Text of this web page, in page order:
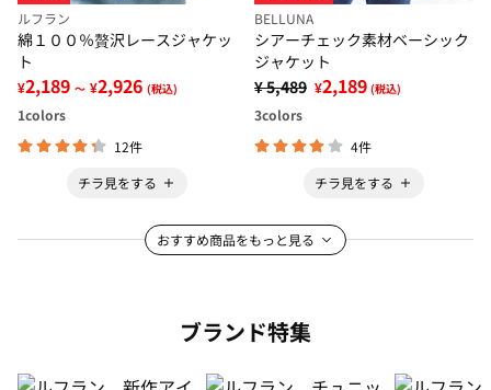
ルフラン
綿１００％贅沢レースジャケッ
ト
¥2,189 ～ ¥2,926 (税込)
1colors
12件
チラ見をする
BELLUNA
シアーチェック素材ベーシック
ジャケット
¥ 5,489 ¥2,189 (税込)
3colors
4件
チラ見をする
おすすめ商品をもっと見る
ブランド特集